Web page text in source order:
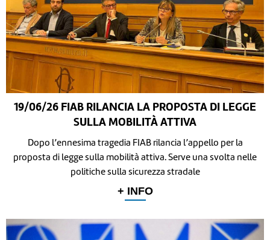
19/06/26 FIAB RILANCIA LA PROPOSTA DI LEGGE
SULLA MOBILITÀ ATTIVA
Dopo l’ennesima tragedia FIAB rilancia l’appello per la
proposta di legge sulla mobilità attiva. Serve una svolta nelle
politiche sulla sicurezza stradale
+ INFO